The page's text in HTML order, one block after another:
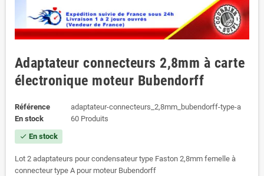
Adaptateur connecteurs 2,8mm à carte
électronique moteur Bubendorff
Référence
adaptateur-connecteurs_2,8mm_bubendorff-type-a
En stock
60 Produits
check En stock
Lot 2 adaptateurs pour condensateur type Faston 2,8mm femelle à
connecteur type A pour moteur Bubendorff